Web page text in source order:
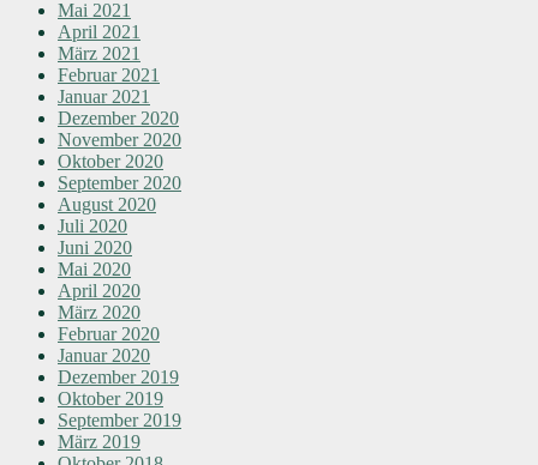
Mai 2021
April 2021
März 2021
Februar 2021
Januar 2021
Dezember 2020
November 2020
Oktober 2020
September 2020
August 2020
Juli 2020
Juni 2020
Mai 2020
April 2020
März 2020
Februar 2020
Januar 2020
Dezember 2019
Oktober 2019
September 2019
März 2019